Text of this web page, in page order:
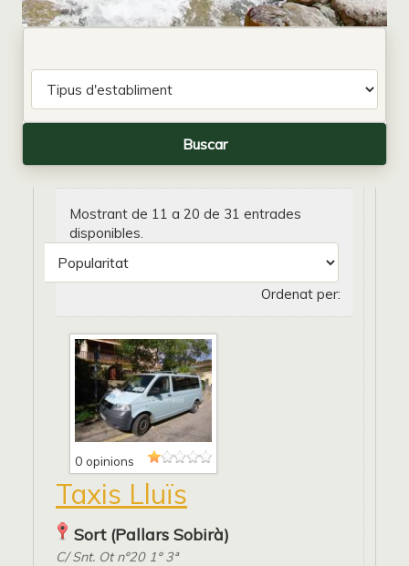
Mostrant de 11 a 20 de 31 entrades
disponibles.
Ordenat per:
0 opinions
Taxis Lluïs
Sort (Pallars Sobirà)
C/ Snt. Ot nº20 1º 3ª